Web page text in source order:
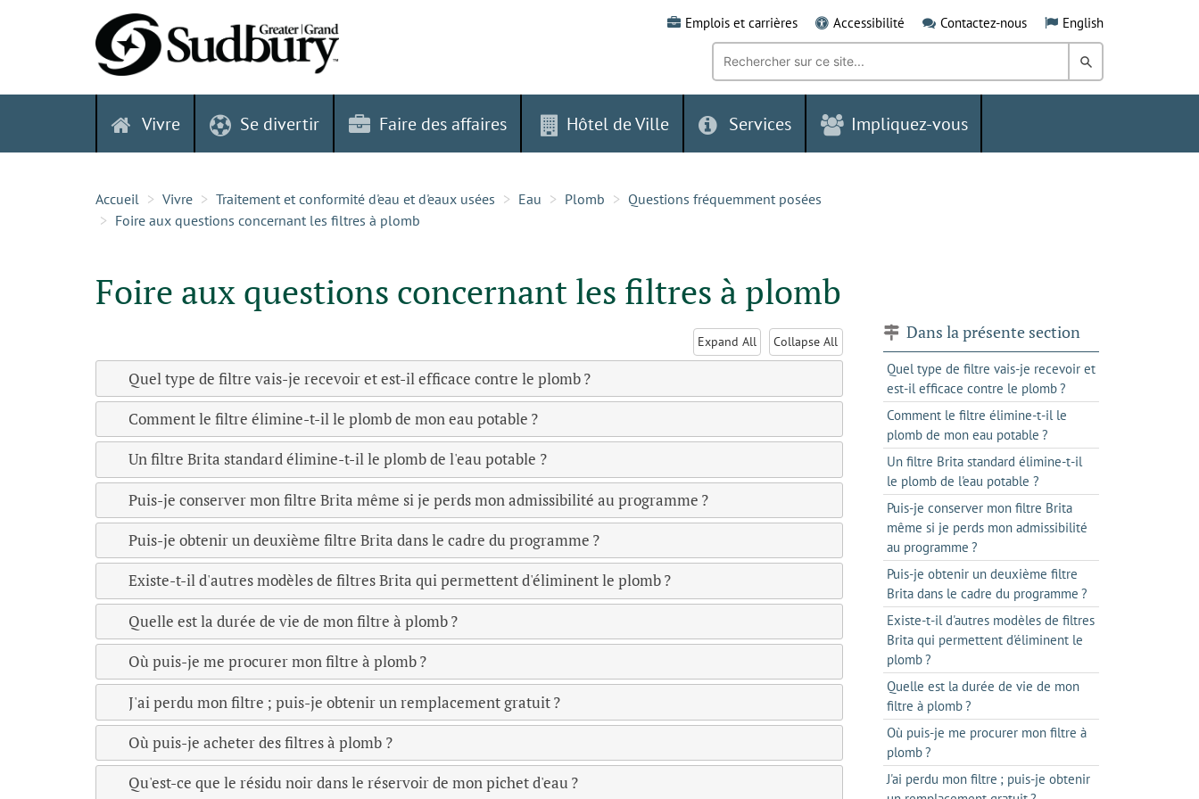
Emplois et carrières Accessibilité Contactez-nous English
Recherche
mot-
clé:
Rechercher
dans
Grand
Vivre Se divertir Faire des affaires Hôtel de Ville Services Impliquez-vous
Accueil Vivre Traitement et conformité d'eau et d'eaux usées Eau Plomb
Questions fréquemment posées
Foire aux questions concernant les filtres à plomb
Foire aux questions concernant les filtres à plomb
Expand All Collapse All
Quel type de filtre vais-je recevoir et est-il efficace contre le plomb ?
Comment le filtre élimine-t-il le plomb de mon eau potable ?
Un filtre Brita standard élimine-t-il le plomb de l'eau potable ?
Puis-je conserver mon filtre Brita même si je perds mon admissibilité au programme ?
Puis-je obtenir un deuxième filtre Brita dans le cadre du programme ?
Existe-t-il d'autres modèles de filtres Brita qui permettent d'éliminent le plomb ?
Quelle est la durée de vie de mon filtre à plomb ?
Où puis-je me procurer mon filtre à plomb ?
J'ai perdu mon filtre ; puis-je obtenir un remplacement gratuit ?
Où puis-je acheter des filtres à plomb ?
Qu'est-ce que le résidu noir dans le réservoir de mon pichet d'eau ?
Dans la présente section
Quel type de filtre vais-je recevoir et
est-il efficace contre le plomb ?
Comment le filtre élimine-t-il le
plomb de mon eau potable ?
Un filtre Brita standard élimine-t-il
le plomb de l'eau potable ?
Puis-je conserver mon filtre Brita
même si je perds mon admissibilité
au programme ?
Puis-je obtenir un deuxième filtre
Brita dans le cadre du programme ?
Existe-t-il d'autres modèles de filtres
Brita qui permettent d'éliminent le
plomb ?
Quelle est la durée de vie de mon
filtre à plomb ?
Où puis-je me procurer mon filtre à
plomb ?
J'ai perdu mon filtre ; puis-je obtenir